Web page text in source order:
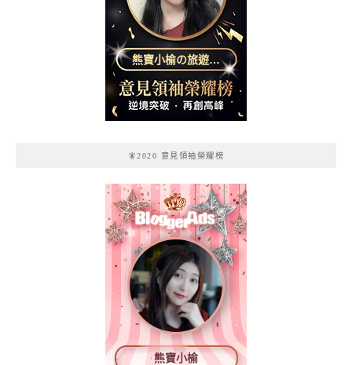
熊寶小榆の旅遊日
記
🧚2020 意見領袖榮耀榜
熊寶小榆